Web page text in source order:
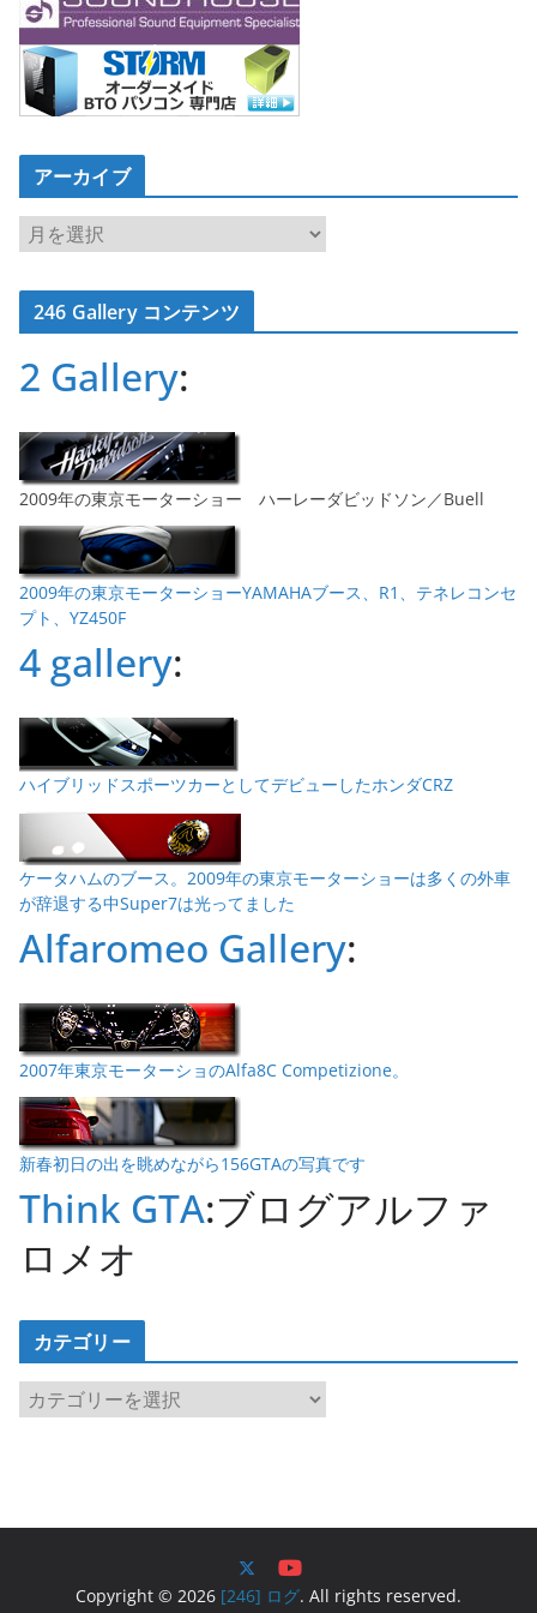
アーカイブ
ア
ー
カ
イ246 Gallery コンテンツ
2 Gallery:
2009年の東京モーターショー ハーレーダビッドソン／Buell
2009年の東京モーターショーYAMAHAブース、R1、テネレコンセ
プト、YZ450F
4 gallery:
ハイブリッドスポーツカーとしてデビューしたホンダCRZ
ケータハムのブース。2009年の東京モーターショーは多くの外車
が辞退する中Super7は光ってました
Alfaromeo Gallery:
2007年東京モーターショのAlfa8C Competizione。
新春初日の出を眺めながら156GTAの写真です
Think GTA:ブログアルファ
ロメオ
カテゴリー
カ
テ
Copyright © 2026 [246] ログ. All rights reserved.